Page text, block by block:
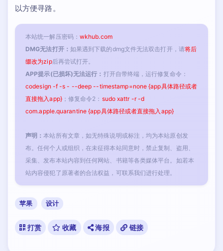
以方便寻路。
本站统一解压密码： wkhub.com
DMG无法打开： 如果遇到下载的dmg文件无法双击打开，请将后
缀改为zip后再尝试打开。
APP提示(已损坏)无法运行： 打开自带终端，运行修复命令：
codesign -f -s - --deep --timestamp=none {app具体路径或者
直接拖入app}；修复命令2： sudo xattr -r -d
com.apple.quarantine {app具体路径或者直接拖入app}
声明：本站所有文章，如无特殊说明或标注，均为本站原创发
布。任何个人或组织，在未征得本站同意时，禁止复制、盗用、
采集、发布本站内容到任何网站、书籍等各类媒体平台。如若本
站内容侵犯了原著者的合法权益，可联系我们进行处理。
苹果 设计
打赏 收藏 海报 链接